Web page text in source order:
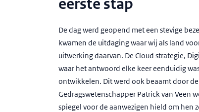
De dag werd geopend met een stevige
kwamen de uitdaging waar wij als land
uitwerking daarvan. De Cloud strategie,
waar het antwoord elke keer eenduidig
ontwikkelen. Dit werd ook beaamt door
Gedragswetenschapper Patrick van Veen
spiegel voor de aanwezigen hield om hen